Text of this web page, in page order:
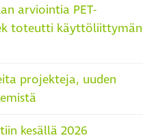
arviointia PET-
toteutti käyttöliittymän
projekteja, uuden
kesällä 2026